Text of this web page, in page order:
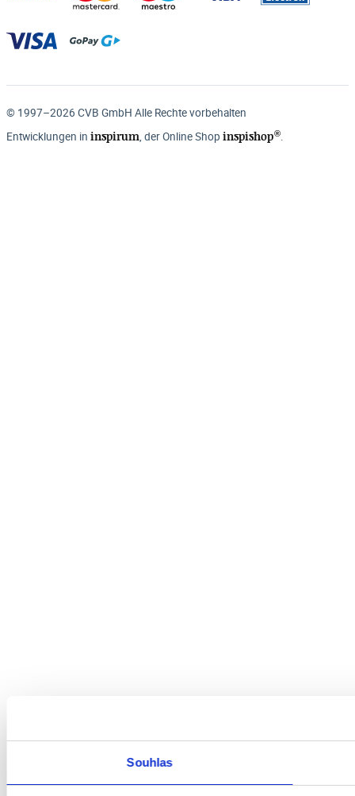
Souhlas
© 1997–2026 CVB GmbH Alle Rechte vorbehalten
Entwicklungen in inspirum, der Online Shop inspishop®.